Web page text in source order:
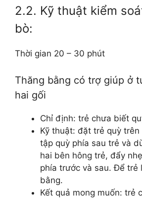
2.2. Kỹ thuật kiểm
bò:
Thời gian 20 – 30 phút
Thăng bằng có trợ giúp ở
hai gối
Chỉ định: trẻ chưa biết
Kỹ thuật: đặt trẻ quỳ trên
tập quỳ phía sau trẻ và
hai bên hông trẻ, đẩy
phía trước và sau. Để trẻ
bằng.
Kết quả mong muốn: trẻ